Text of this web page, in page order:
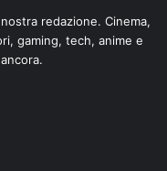
redazione. Cinema,
gaming, tech, anime e